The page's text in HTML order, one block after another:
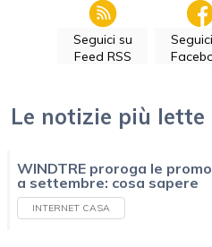
Seguici su
Feed RSS
Le notizie più lette
WINDTRE proroga le
a settembre: cosa sapere
INTERNET CASA